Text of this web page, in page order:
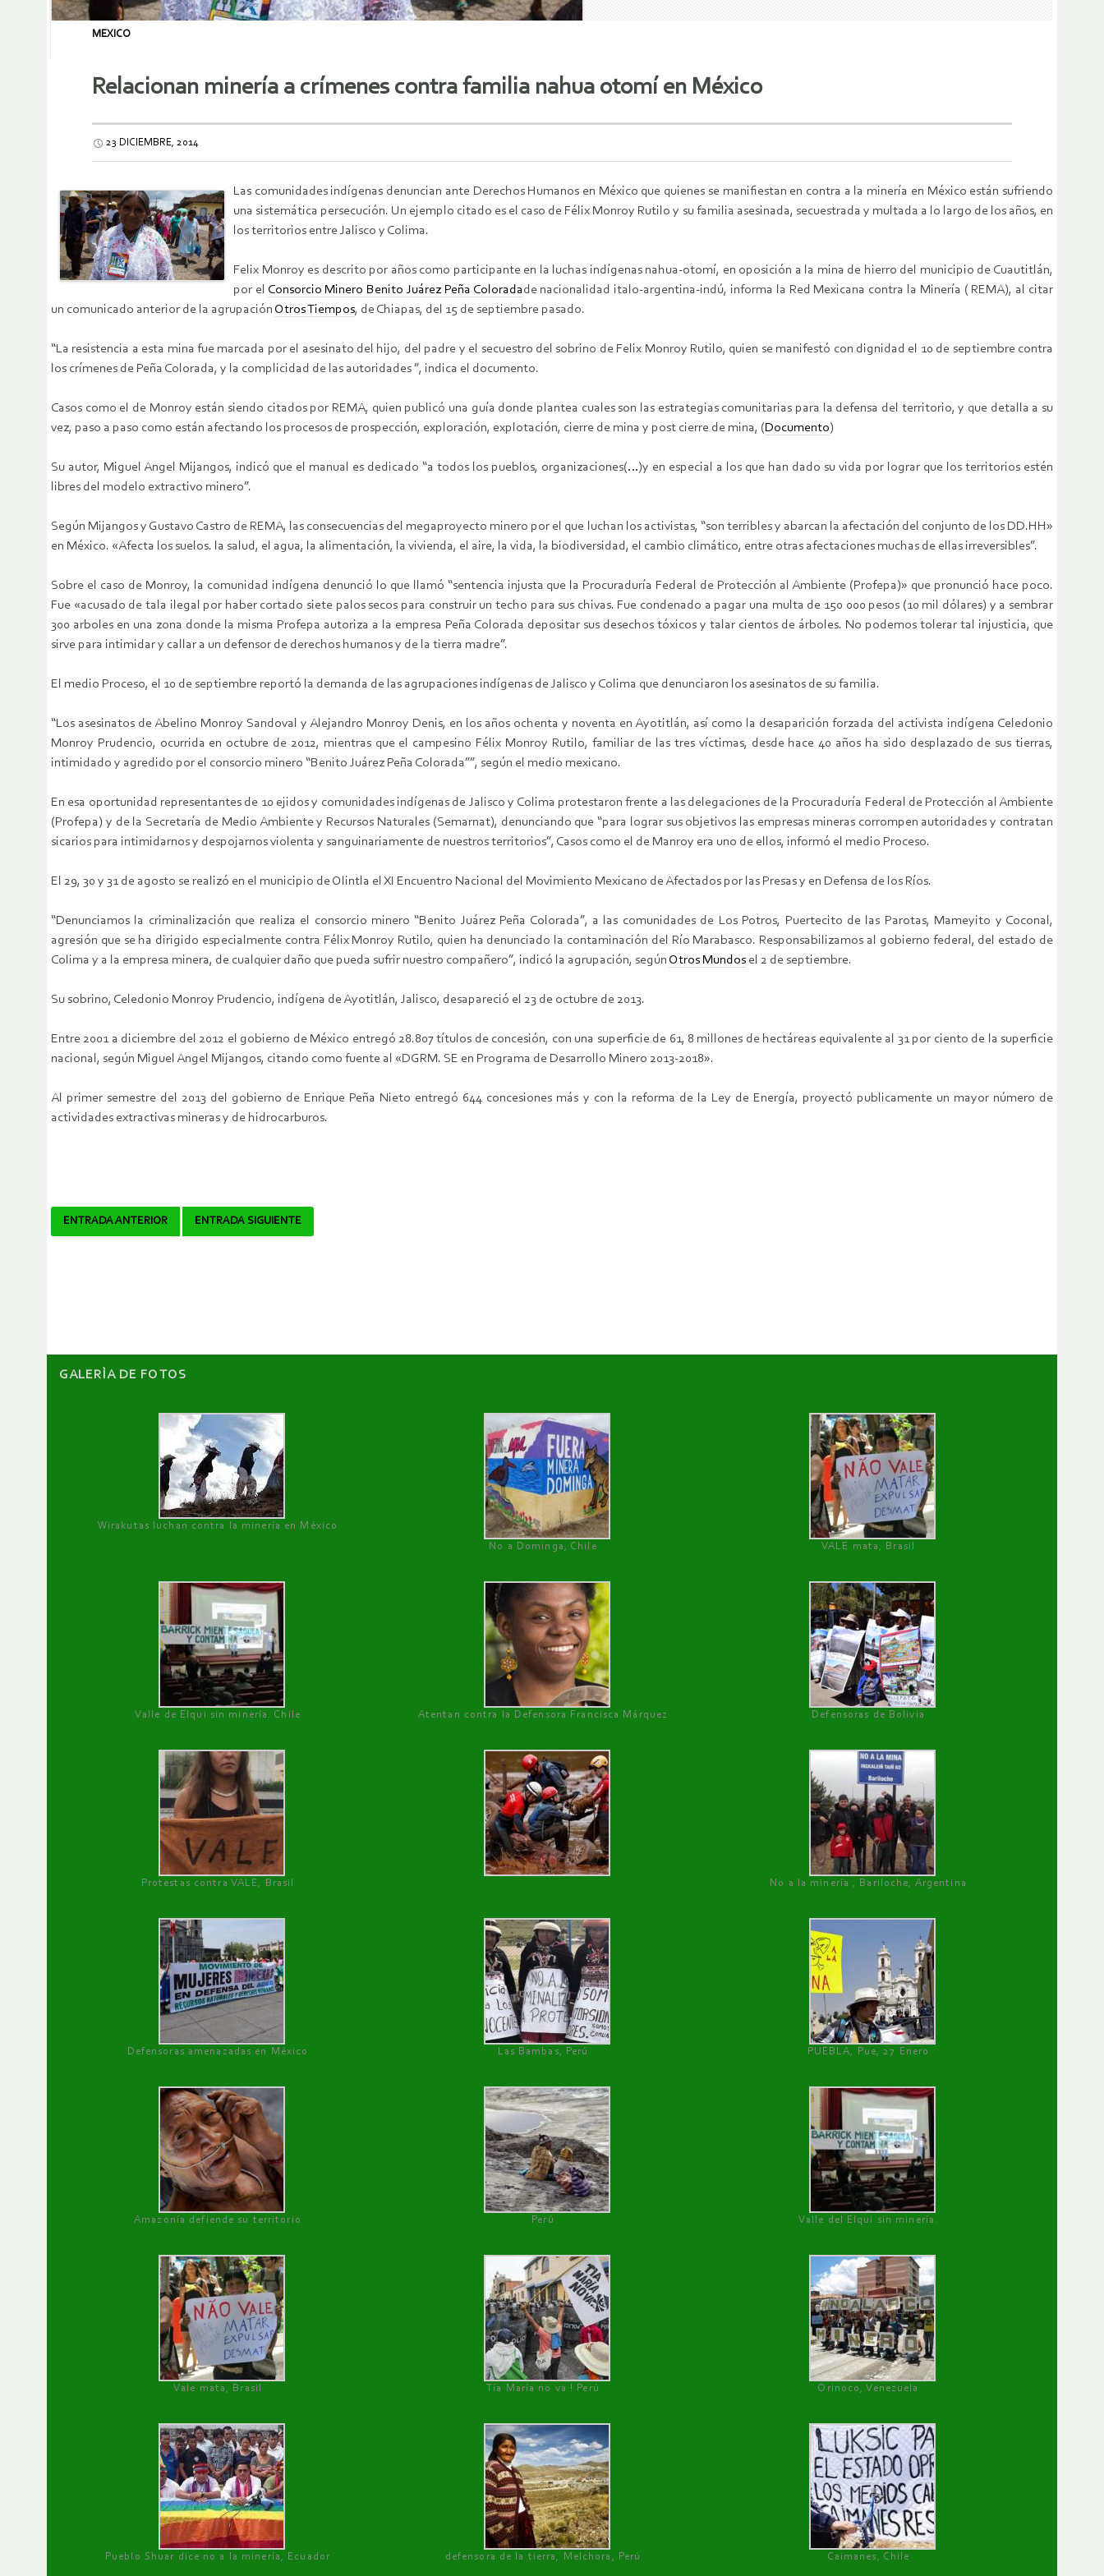
MEXICO
Relacionan minería a crímenes contra familia nahua otomí en México
23 DICIEMBRE, 2014
Las comunidades indígenas denuncian ante Derechos Humanos en México que quienes se manifiestan en contra a la minería en México están sufriendo
una sistemática persecución. Un ejemplo citado es el caso de Félix Monroy Rutilo y su familia asesinada, secuestrada y multada a lo largo de los años, en
los territorios entre Jalisco y Colima.
Felix Monroy es descrito por años como participante en la luchas indígenas nahua-otomí, en oposición a la mina de hierro del municipio de Cuautitlán,
por el Consorcio Minero Benito Juárez Peña Coloradade nacionalidad italo-argentina-indú, informa la Red Mexicana contra la Minería ( REMA), al citar
un comunicado anterior de la agrupación Otros Tiempos, de Chiapas, del 15 de septiembre pasado.
“La resistencia a esta mina fue marcada por el asesinato del hijo, del padre y el secuestro del sobrino de Felix Monroy Rutilo, quien se manifestó con dignidad el 10 de septiembre contra
los crímenes de Peña Colorada, y la complicidad de las autoridades ”, indica el documento.
Casos como el de Monroy están siendo citados por REMA, quien publicó una guía donde plantea cuales son las estrategias comunitarias para la defensa del territorio, y que detalla a su
vez, paso a paso como están afectando los procesos de prospección, exploración, explotación, cierre de mina y post cierre de mina, (Documento)
Su autor, Miguel Angel Mijangos, indicó que el manual es dedicado “a todos los pueblos, organizaciones(…)y en especial a los que han dado su vida por lograr que los territorios estén
libres del modelo extractivo minero”.
Según Mijangos y Gustavo Castro de REMA, las consecuencias del megaproyecto minero por el que luchan los activistas, “son terribles y abarcan la afectación del conjunto de los DD.HH»
en México. «Afecta los suelos. la salud, el agua, la alimentación, la vivienda, el aire, la vida, la biodiversidad, el cambio climático, entre otras afectaciones muchas de ellas irreversibles”.
Sobre el caso de Monroy, la comunidad indígena denunció lo que llamó “sentencia injusta que la Procuraduría Federal de Protección al Ambiente (Profepa)» que pronunció hace poco.
Fue «acusado de tala ilegal por haber cortado siete palos secos para construir un techo para sus chivas. Fue condenado a pagar una multa de 150 000 pesos (10 mil dólares) y a sembrar
300 arboles en una zona donde la misma Profepa autoriza a la empresa Peña Colorada depositar sus desechos tóxicos y talar cientos de árboles. No podemos tolerar tal injusticia, que
sirve para intimidar y callar a un defensor de derechos humanos y de la tierra madre”.
El medio Proceso, el 10 de septiembre reportó la demanda de las agrupaciones indígenas de Jalisco y Colima que denunciaron los asesinatos de su familia.
“Los asesinatos de Abelino Monroy Sandoval y Alejandro Monroy Denis, en los años ochenta y noventa en Ayotitlán, así como la desaparición forzada del activista indígena Celedonio
Monroy Prudencio, ocurrida en octubre de 2012, mientras que el campesino Félix Monroy Rutilo, familiar de las tres víctimas, desde hace 40 años ha sido desplazado de sus tierras,
intimidado y agredido por el consorcio minero “Benito Juárez Peña Colorada””, según el medio mexicano.
En esa oportunidad representantes de 10 ejidos y comunidades indígenas de Jalisco y Colima protestaron frente a las delegaciones de la Procuraduría Federal de Protección al Ambiente
(Profepa) y de la Secretaría de Medio Ambiente y Recursos Naturales (Semarnat), denunciando que “para lograr sus objetivos las empresas mineras corrompen autoridades y contratan
sicarios para intimidarnos y despojarnos violenta y sanguinariamente de nuestros territorios”, Casos como el de Manroy era uno de ellos, informó el medio Proceso.
El 29, 30 y 31 de agosto se realizó en el municipio de Olintla el XI Encuentro Nacional del Movimiento Mexicano de Afectados por las Presas y en Defensa de los Ríos.
“Denunciamos la criminalización que realiza el consorcio minero “Benito Juárez Peña Colorada”, a las comunidades de Los Potros, Puertecito de las Parotas, Mameyito y Coconal,
agresión que se ha dirigido especialmente contra Félix Monroy Rutilo, quien ha denunciado la contaminación del Río Marabasco. Responsabilizamos al gobierno federal, del estado de
Colima y a la empresa minera, de cualquier daño que pueda sufrir nuestro compañero”, indicó la agrupación, según Otros Mundos el 2 de septiembre.
Su sobrino, Celedonio Monroy Prudencio, indígena de Ayotitlán, Jalisco, desapareció el 23 de octubre de 2013.
Entre 2001 a diciembre del 2012 el gobierno de México entregó 28.807 títulos de concesión, con una superficie de 61, 8 millones de hectáreas equivalente al 31 por ciento de la superficie
nacional, según Miguel Angel Mijangos, citando como fuente al «DGRM. SE en Programa de Desarrollo Minero 2013-2018».
Al primer semestre del 2013 del gobierno de Enrique Peña Nieto entregó 644 concesiones más y con la reforma de la Ley de Energía, proyectó publicamente un mayor número de
actividades extractivas mineras y de hidrocarburos.
Navegador
ENTRADA ANTERIOR ENTRADA SIGUIENTE
GALERÌA DE FOTOS
Wirakutas luchan contra la minería en México
No a Dominga, Chile
VALE mata, Brasil
Valle de Elqui sin minería. Chile Atentan contra la Defensora Francisca Márquez Defensoras de Bolivia
Protestas contra VALE, Brasil No a la minería , Bariloche, Argentina
Defensoras amenazadas en México Las Bambas, Perú PUEBLA, Pue, 27 Enero
Amazonía defiende su territorio Perú Valle del Elqui sin minería.
Vale mata, Brasil Tía María no va ! Perú Orinoco, Venezuela
Pueblo Shuar dice no a la minería, Ecuador defensora de la tierra, Melchora, Perú Caimanes, Chile